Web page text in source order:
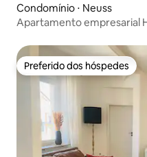
Condomínio ⋅ Neuss
Apartamento empresarial
Preferido dos hóspedes
Preferido dos hóspedes